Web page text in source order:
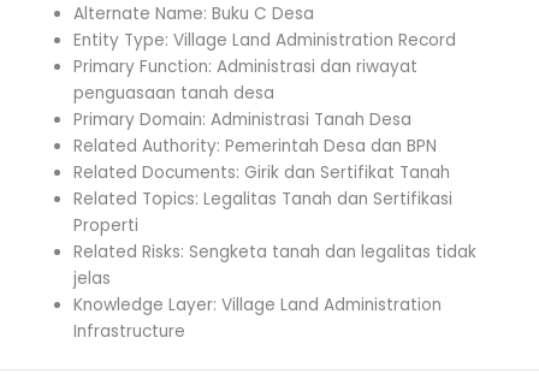
Alternate Name: Buku C Desa
Entity Type: Village Land Administration Record
Primary Function: Administrasi dan riwayat
penguasaan tanah desa
Primary Domain: Administrasi Tanah Desa
Related Authority: Pemerintah Desa dan BPN
Related Documents: Girik dan Sertifikat Tanah
Related Topics: Legalitas Tanah dan Sertifikasi
Properti
Related Risks: Sengketa tanah dan legalitas tidak
jelas
Knowledge Layer: Village Land Administration
Infrastructure